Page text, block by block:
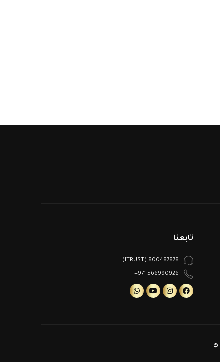
تابعنا
800487878 (ITRUST)
566990926 971+